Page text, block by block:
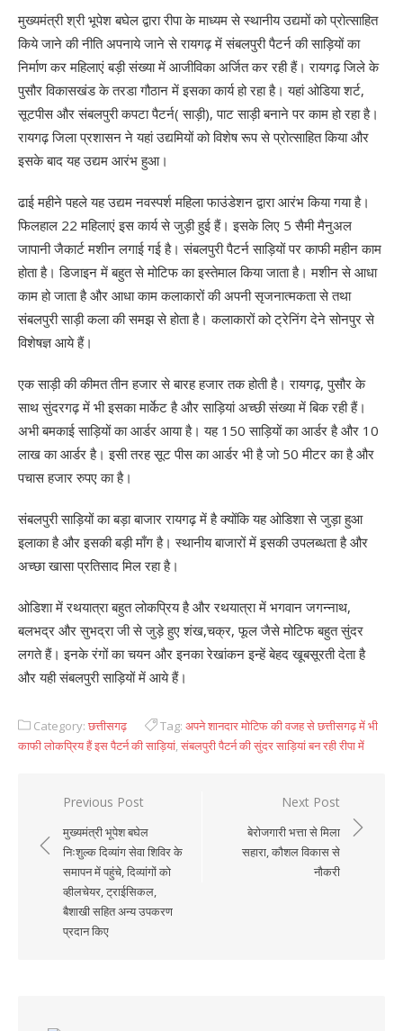
मुख्यमंत्री श्री भूपेश बघेल द्वारा रीपा के माध्यम से स्थानीय उद्यमों को प्रोत्साहित
किये जाने की नीति अपनाये जाने से रायगढ़ में संबलपुरी पैटर्न की साड़ियों का
निर्माण कर महिलाएं बड़ी संख्या में आजीविका अर्जित कर रही हैं। रायगढ़ जिले के
पुसौर विकासखंड के तरडा गौठान में इसका कार्य हो रहा है। यहां ओडिया शर्ट,
सूटपीस और संबलपुरी कपटा पैटर्न( साड़ी), पाट साड़ी बनाने पर काम हो रहा है।
रायगढ़ जिला प्रशासन ने यहां उद्यमियों को विशेष रूप से प्रोत्साहित किया और
इसके बाद यह उद्यम आरंभ हुआ।
ढाई महीने पहले यह उद्यम नवस्पर्श महिला फाउंडेशन द्वारा आरंभ किया गया है।
फिलहाल 22 महिलाएं इस कार्य से जुड़ी हुई हैं। इसके लिए 5 सैमी मैनुअल
जापानी जैकार्ट मशीन लगाई गई है। संबलपुरी पैटर्न साड़ियों पर काफी महीन काम
होता है। डिजाइन में बहुत से मोटिफ का इस्तेमाल किया जाता है। मशीन से आधा
काम हो जाता है और आधा काम कलाकारों की अपनी सृजनात्मकता से तथा
संबलपुरी साड़ी कला की समझ से होता है। कलाकारों को ट्रेनिंग देने सोनपुर से
विशेषज्ञ आये हैं।
एक साड़ी की कीमत तीन हजार से बारह हजार तक होती है। रायगढ़, पुसौर के
साथ सुंदरगढ़ में भी इसका मार्केट है और साड़ियां अच्छी संख्या में बिक रही हैं।
अभी बमकाई साड़ियों का आर्डर आया है। यह 150 साड़ियों का आर्डर है और 10
लाख का आर्डर है। इसी तरह सूट पीस का आर्डर भी है जो 50 मीटर का है और
पचास हजार रुपए का है।
संबलपुरी साड़ियों का बड़ा बाजार रायगढ़ में है क्योंकि यह ओडिशा से जुड़ा हुआ
इलाका है और इसकी बड़ी माँग है। स्थानीय बाजारों में इसकी उपलब्धता है और
अच्छा खासा प्रतिसाद मिल रहा है।
ओडिशा में रथयात्रा बहुत लोकप्रिय है और रथयात्रा में भगवान जगन्नाथ,
बलभद्र और सुभद्रा जी से जुड़े हुए शंख,चक्र, फूल जैसे मोटिफ बहुत सुंदर
लगते हैं। इनके रंगों का चयन और इनका रेखांकन इन्हें बेहद खूबसूरती देता है
और यही संबलपुरी साड़ियों में आये हैं।
Category: छत्तीसगढ़ Tag: अपने शानदार मोटिफ की वजह से छत्तीसगढ़ में भी
काफी लोकप्रिय हैं इस पैटर्न की साड़ियां,संबलपुरी पैटर्न की सुंदर साड़ियां बन रही रीपा में
navigation
Previous Post
मुख्यमंत्री भूपेश बघेल
निःशुल्क दिव्यांग सेवा शिविर के
समापन में पहुंचे, दिव्यांगों को
व्हीलचेयर, ट्राईसिकल,
बैशाखी सहित अन्य उपकरण
प्रदान किए
Next Post
बेरोजगारी भत्ता से मिला
सहारा, कौशल विकास से
नौकरी